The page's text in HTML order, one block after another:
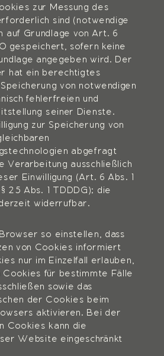
zur Messung des
sind (notwendige
auf Grundlage von Art. 6
gespeichert, sofern keine
angegeben wird. Der
hat ein berechtigtes
von notwendigen
fehlerfreien und
seiner Dienste.
zur Speicherung von
abgefragt
Verarbeitung ausschließlich
Einwilligung (Art. 6 Abs. 1
25 Abs. 1 TDDDG); die
widerrufbar.
so einstellen, dass
von Cookies informiert
nur im Einzelfall erlauben,
Cookies für bestimmte Fälle
sowie das
der Cookies beim
aktivieren. Bei der
Cookies kann die
Website eingeschränkt